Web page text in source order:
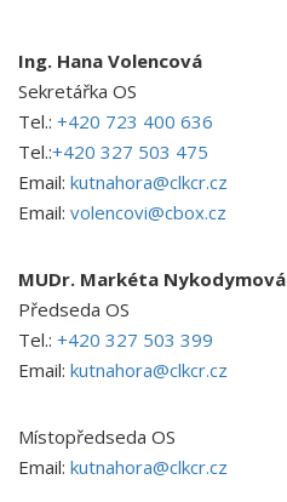
Ing. Hana Volencová
Sekretářka OS
Tel.: +420 723 400 636
Tel.:+420 327 503 475
Email: kutnahora@clkcr.cz
Email: volencovi@cbox.cz
MUDr. Markéta Nykodymová
Předseda OS
Tel.: +420 327 503 399
Email: kutnahora@clkcr.cz
Místopředseda OS
Email: kutnahora@clkcr.cz